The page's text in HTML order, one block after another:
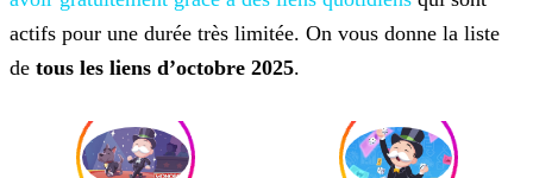
actifs pour une durée très limitée. On vous donne la liste
de tous les liens d’octobre 2025.